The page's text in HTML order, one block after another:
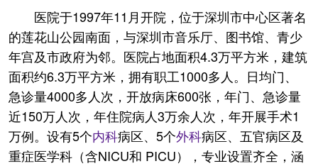
医院于1997年11月开院，位于深圳市中心区著名
的莲花山公园南面，与深圳市音乐厅、图书馆、青少
年宫及市政府为邻。医院占地面积4.3万平方米，建筑
面积约6.3万平方米，拥有职工1000多人。日均门、
急诊量4000多人次，开放病床600张，年门、急诊量
近150万人次，年住院病人3万余人次，年开展手术1
万例。设有5个内科病区、5个外科病区、五官病区及
重症医学科（含NICU和 PICU），专业设置齐全，涵